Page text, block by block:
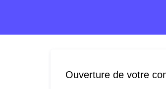
Ouverture de votre